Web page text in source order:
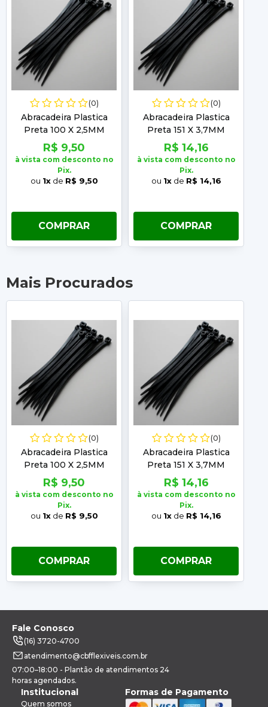
(0)
Abracadeira Plastica
Preta 100 X 2,5MM
Embalagem com 100
Unidades Frontec
R$ 9,50
à vista com desconto no
Pix.
ou 1xde R$ 9,50
COMPRAR
(0)
Abracadeira Plastica
Preta 151 X 3,7MM
Embalagem com 100
Unidades Frontec
R$ 14,16
à vista com desconto no
Pix.
ou 1xde R$ 14,16
COMPRAR
Mais Procurados
(0)
Abracadeira Plastica
Preta 100 X 2,5MM
Embalagem com 100
Unidades Frontec
R$ 9,50
à vista com desconto no
Pix.
ou 1xde R$ 9,50
COMPRAR
(0)
Abracadeira Plastica
Preta 151 X 3,7MM
Embalagem com 100
Unidades Frontec
R$ 14,16
à vista com desconto no
Pix.
ou 1xde R$ 14,16
COMPRAR
Fale Conosco
(16) 3720-4700
atendimento@cbfflexiveis.com.br
07:00–18:00 - Plantão de atendimentos 24
horas agendados.
Institucional
Quem somos
Formas de Pagamento